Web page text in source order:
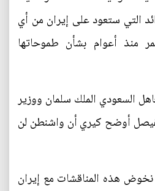
التي ستعود على إيران من أي
منذ أعوام بشأن طموحاتها
السعودي الملك سلمان ووزير
أوضح كيري أن واشنطن لن
هذه المناقشات مع إيران